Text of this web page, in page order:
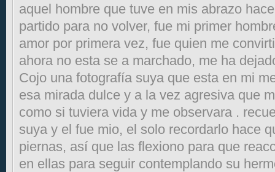
aquel hombre que tuve en mis abrazo
partido para no volver, fue mi primer
amor por primera vez, fue quien me
ahora no esta se a marchado, me ha
Cojo una fotografía suya que esta en mi
esa mirada dulce y a la vez agresiva que
como si tuviera vida y me observara .
suya y el fue mio, el solo recordarlo hace
piernas, así que las flexiono para que
en ellas para seguir contemplando su